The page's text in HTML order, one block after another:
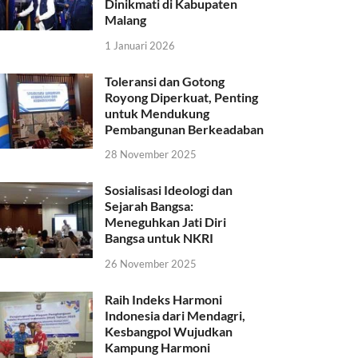
Dinikmati di Kabupaten
Malang
1 Januari 2026
Toleransi dan Gotong
Royong Diperkuat, Penting
untuk Mendukung
Pembangunan Berkeadaban
28 November 2025
Sosialisasi Ideologi dan
Sejarah Bangsa:
Meneguhkan Jati Diri
Bangsa untuk NKRI
26 November 2025
Raih Indeks Harmoni
Indonesia dari Mendagri,
Kesbangpol Wujudkan
Kampung Harmoni